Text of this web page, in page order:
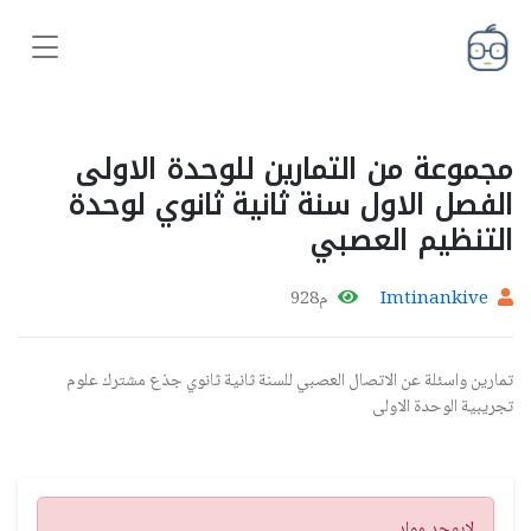
مجموعة من التمارين للوحدة الاولى
الفصل الاول سنة ثانية ثانوي لوحدة
التنظيم العصبي
Imtinankive م928
تمارين واسئلة عن الاتصال العصبي للسنة ثانية ثانوي جذع مشترك علوم
تجريبية الوحدة الاولى